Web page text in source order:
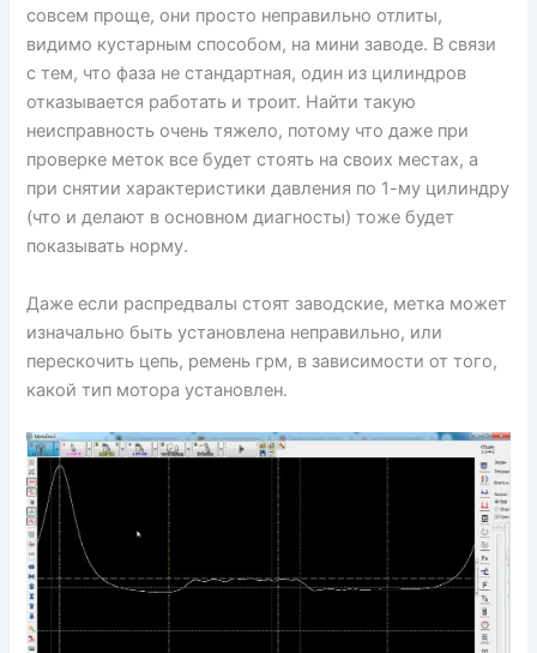
совсем проще, они просто неправильно отлиты,
видимо кустарным способом, на мини заводе. В связи
с тем, что фаза не стандартная, один из цилиндров
отказывается работать и троит. Найти такую
неисправность очень тяжело, потому что даже при
проверке меток все будет стоять на своих местах, а
при снятии характеристики давления по 1-му цилиндру
(что и делают в основном диагносты) тоже будет
показывать норму.
Даже если распредвалы стоят заводские, метка может
изначально быть установлена неправильно, или
перескочить цепь, ремень грм, в зависимости от того,
какой тип мотора установлен.